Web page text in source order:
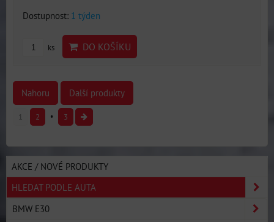
Dostupnost: 1 týden
ks DO KOŠÍKU
Nahoru Další produkty
1 2 3
AKCE / NOVÉ PRODUKTY
HLEDAT PODLE AUTA
BMW E30